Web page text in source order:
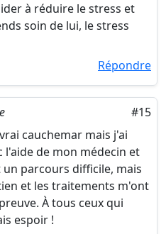
à réduire le stress et
soin de lui, le stress
Répondre
#15
cauchemar mais j'ai
de mon médecin et
parcours difficile, mais
et les traitements m'ont
À tous ceux qui
espoir !